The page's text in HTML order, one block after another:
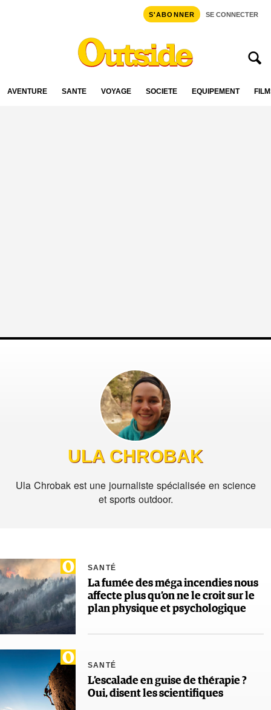
S'ABONNER SE CONNECTER
AVENTURE SANTÉ VOYAGE SOCIÉTÉ ÉQUIPEMENT
ULA CHROBAK
Ula Chrobak est une journaliste spécialisée en science
et sports outdoor.
SANTÉ
La fumée des méga incendies nous
affecte plus qu’on ne le croit sur le
plan physique et psychologique
SANTÉ
L’escalade en guise de thérapie ?
Oui, disent les scientifiques